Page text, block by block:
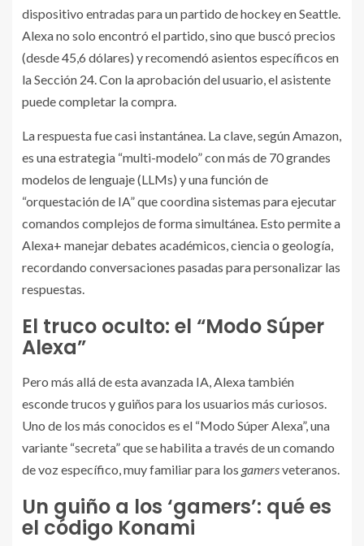
dispositivo entradas para un partido de hockey en Seattle.
Alexa no solo encontró el partido, sino que buscó precios
(desde 45,6 dólares) y recomendó asientos específicos en
la Sección 24. Con la aprobación del usuario, el asistente
puede completar la compra.
La respuesta fue casi instantánea. La clave, según Amazon,
es una estrategia “multi-modelo” con más de 70 grandes
modelos de lenguaje (LLMs) y una función de
“orquestación de IA” que coordina sistemas para ejecutar
comandos complejos de forma simultánea. Esto permite a
Alexa+ manejar debates académicos, ciencia o geología,
recordando conversaciones pasadas para personalizar las
respuestas.
El truco oculto: el “Modo Súper
Alexa”
Pero más allá de esta avanzada IA, Alexa también
esconde trucos y guiños para los usuarios más curiosos.
Uno de los más conocidos es el “Modo Súper Alexa”, una
variante “secreta” que se habilita a través de un comando
de voz específico, muy familiar para los gamersveteranos.
Un guiño a los ‘gamers’: qué es
el código Konami